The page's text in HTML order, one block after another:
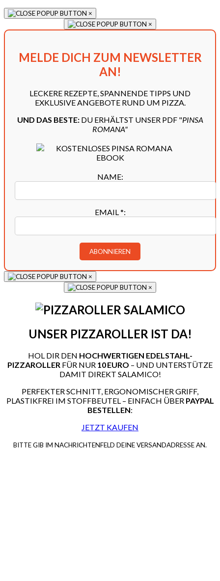
×
×
MELDE DICH ZUM NEWSLETTER
AN!
LECKERE REZEPTE, SPANNENDE TIPPS UND
EXKLUSIVE ANGEBOTE RUND UM PIZZA.
UND DAS BESTE:DU ERHÄLTST UNSER PDF "PINSA
ROMANA"
NAME:
EMAIL*:
×
×
UNSER PIZZAROLLER IST DA!
HOL DIR DEN HOCHWERTIGEN EDELSTAHL-
PIZZAROLLER FÜR NUR 10 EURO – UND UNTERSTÜTZE
DAMIT DIREKT SALAMICO!
PERFEKTER SCHNITT, ERGONOMISCHER GRIFF,
PLASTIKFREI IM STOFFBEUTEL – EINFACH ÜBER PAYPAL
BESTELLEN:
JETZT KAUFEN
BITTE GIB IM NACHRICHTENFELD DEINE VERSANDADRESSE AN.